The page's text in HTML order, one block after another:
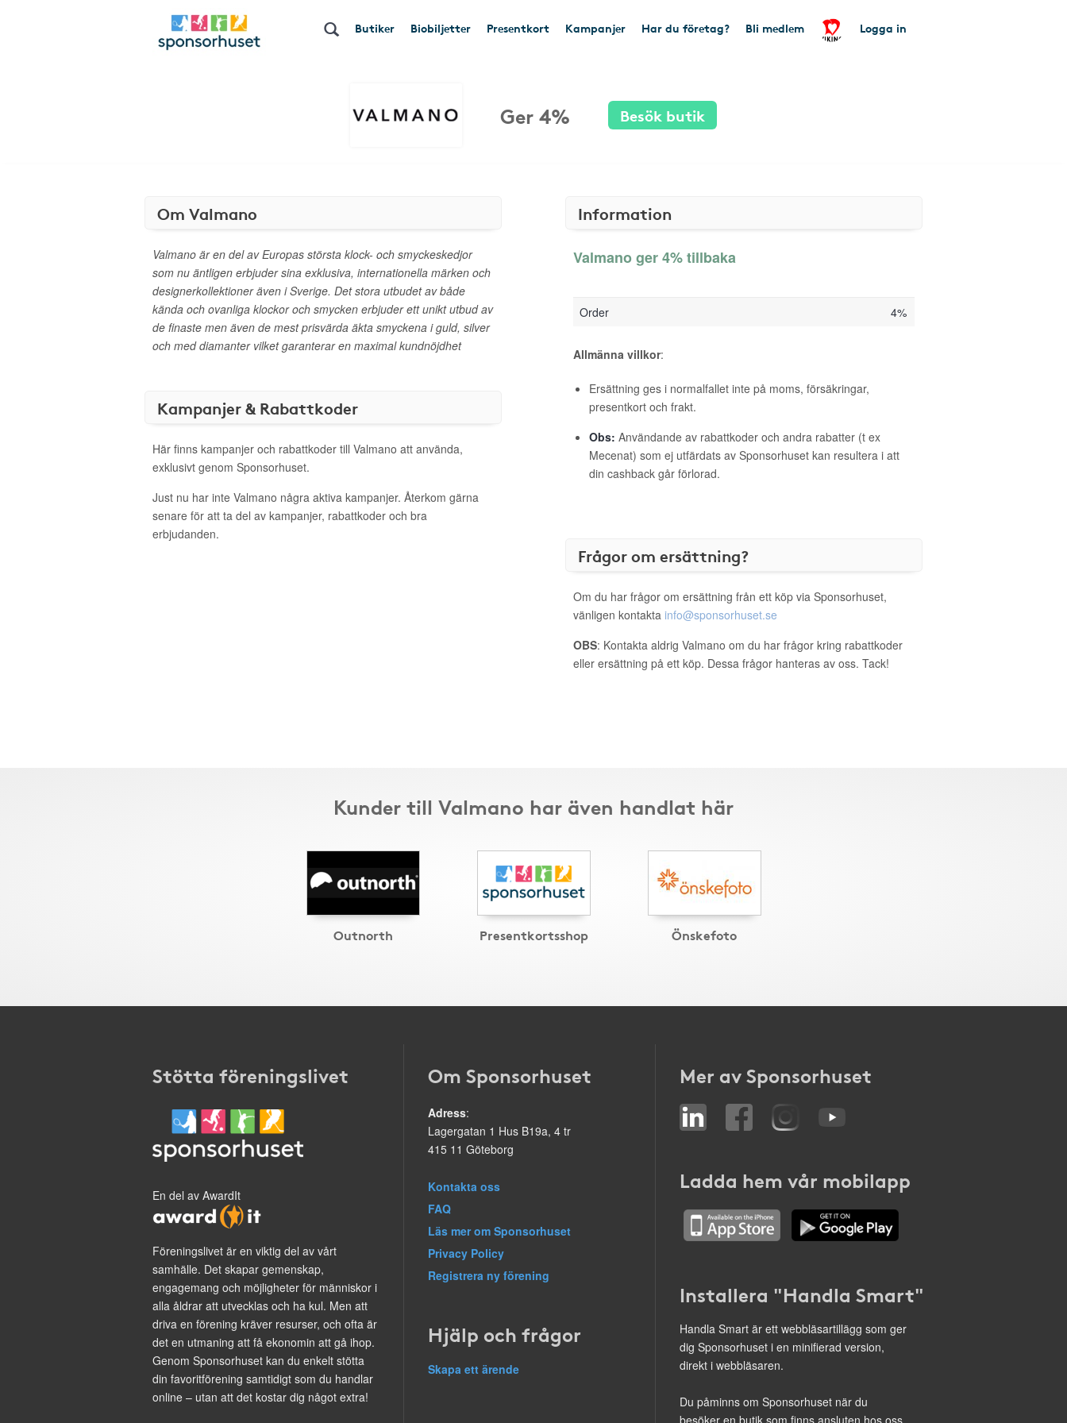
Butiker Biobiljetter Presentkort Kampanjer Har du företag? Bli medlem Logga in
Ger 4% Besök butik
Om Valmano
Valmano är en del av Europas största klock- och smyckeskedjor
som nu äntligen erbjuder sina exklusiva, internationella märken och
designerkollektioner även i Sverige. Det stora utbudet av både
kända och ovanliga klockor och smycken erbjuder ett unikt utbud av
de finaste men även de mest prisvärda äkta smyckena i guld, silver
och med diamanter vilket garanterar en maximal kundnöjdhet
Kampanjer & Rabattkoder
Här finns kampanjer och rabattkoder till Valmano att använda,
exklusivt genom Sponsorhuset.
Just nu har inte Valmano några aktiva kampanjer. Återkom gärna
senare för att ta del av kampanjer, rabattkoder och bra
erbjudanden.
Information
Valmano ger 4% tillbaka
Order 4%
Allmänna villkor:
Ersättning ges i normalfallet inte på moms, försäkringar,
presentkort och frakt.
Obs: Användande av rabattkoder och andra rabatter (t ex
Mecenat) som ej utfärdats av Sponsorhuset kan resultera i att
din cashback går förlorad.
Frågor om ersättning?
Om du har frågor om ersättning från ett köp via Sponsorhuset,
vänligen kontakta info@sponsorhuset.se
OBS: Kontakta aldrig Valmano om du har frågor kring rabattkoder
eller ersättning på ett köp. Dessa frågor hanteras av oss. Tack!
Kunder till Valmano har även handlat här
Outnorth Presentkortsshop Önskefoto
Stötta föreningslivet
En del av AwardIt
Föreningslivet är en viktig del av vårt
samhälle. Det skapar gemenskap,
engagemang och möjligheter för människor i
alla åldrar att utvecklas och ha kul. Men att
driva en förening kräver resurser, och ofta är
det en utmaning att få ekonomin att gå ihop.
Genom Sponsorhuset kan du enkelt stötta
din favoritförening samtidigt som du handlar
online – utan att det kostar dig något extra!
Om Sponsorhuset
Adress:
Lagergatan 1 Hus B19a, 4 tr
415 11 Göteborg
Kontakta oss
FAQ
Läs mer om Sponsorhuset
Privacy Policy
Registrera ny förening
Hjälp och frågor
Skapa ett ärende
Mer av Sponsorhuset
Ladda hem vår mobilapp
Installera "Handla Smart"
Handla Smart är ett webbläsartillägg som ger
dig Sponsorhuset i en minifierad version,
direkt i webbläsaren.
Du påminns om Sponsorhuset när du